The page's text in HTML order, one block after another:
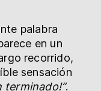
palabra
en un
recorrido,
sensación
terminado!”.